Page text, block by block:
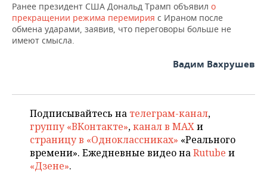
Ранее президент США Дональд Трамп объявил о
прекращении режима перемирия с Ираном после
обмена ударами, заявив, что переговоры больше не
имеют смысла.
Вадим Вахрушев
Подписывайтесь на телеграм-канал,
группу «ВКонтакте»,канал в MAXи
страницу в «Одноклассниках» «Реального
времени». Ежедневные видео наRutube и
«Дзене».